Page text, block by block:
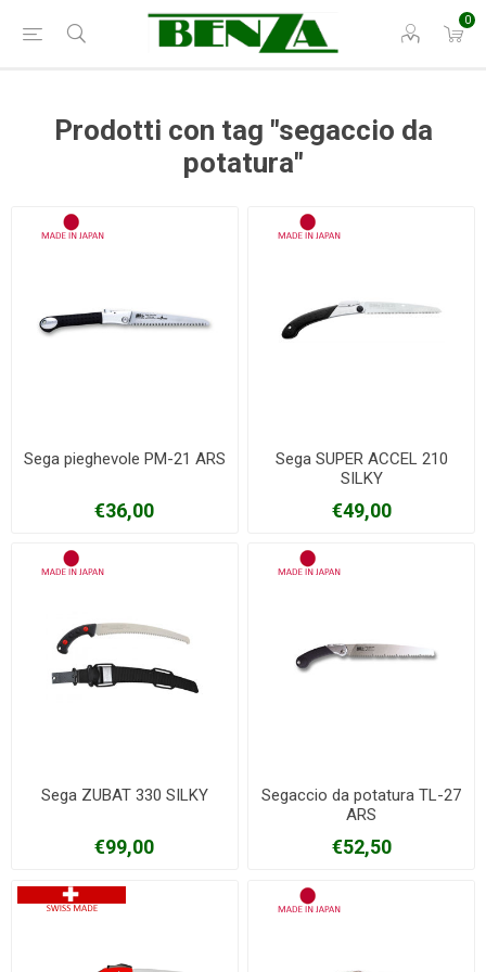
0
Prodotti con tag "segaccio da
potatura"
Sega pieghevole PM-21 ARS
€36,00
Sega SUPER ACCEL 210
SILKY
€49,00
Sega ZUBAT 330 SILKY
€99,00
Segaccio da potatura TL-27
ARS
€52,50